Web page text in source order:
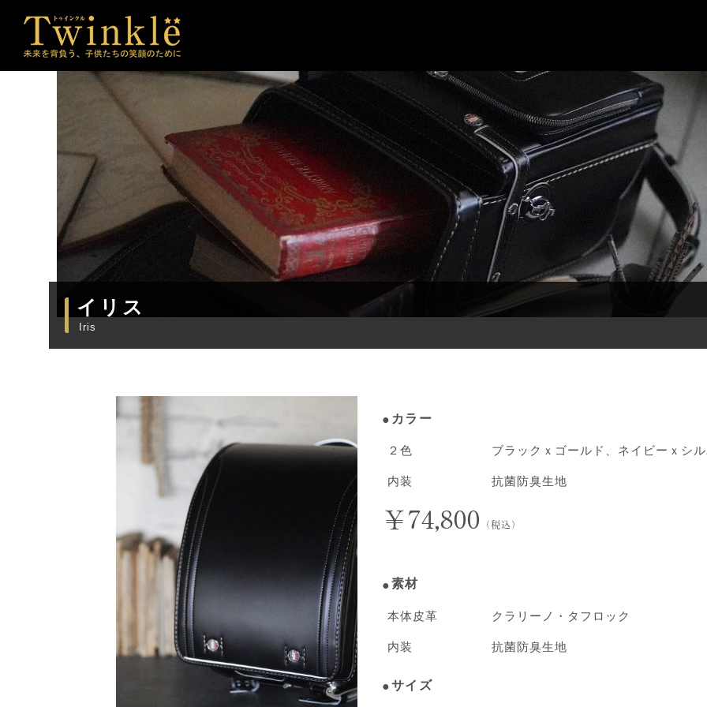
イリス
Iris
カラー
２色 ブラックｘゴールド、ネイビーｘシ
内装 抗菌防臭生地
￥74,800 （税込）
素材
本体皮革 クラリーノ・タフロック
内装 抗菌防臭生地
サイズ